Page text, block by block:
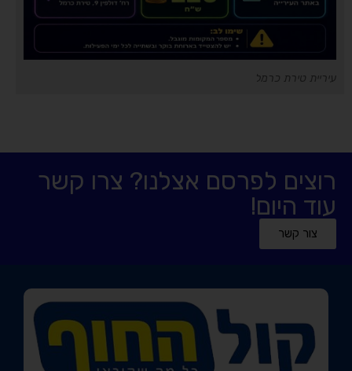
עיריית טירת כרמל
רוצים לפרסם אצלנו? צרו קשר
עוד היום!
צור קשר